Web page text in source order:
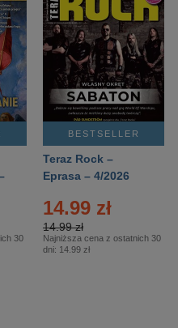
30
BESTSELLER
Teraz Rock –
Eprasa – 4/2026
14.99 zł
14.99 zł
Najniższa cena z ostatnich 30
dni: 14.99 zł